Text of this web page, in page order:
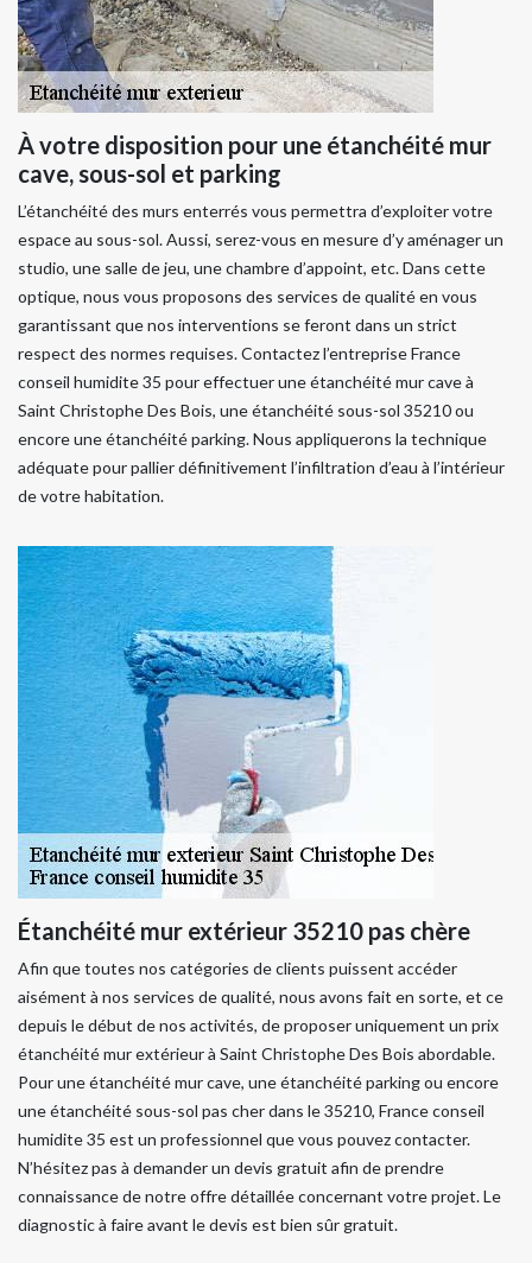
À votre disposition pour une étanchéité mur
cave, sous-sol et parking
L’étanchéité des murs enterrés vous permettra d’exploiter votre
espace au sous-sol. Aussi, serez-vous en mesure d’y aménager un
studio, une salle de jeu, une chambre d’appoint, etc. Dans cette
optique, nous vous proposons des services de qualité en vous
garantissant que nos interventions se feront dans un strict
respect des normes requises. Contactez l’entreprise France
conseil humidite 35 pour effectuer une étanchéité mur cave à
Saint Christophe Des Bois, une étanchéité sous-sol 35210 ou
encore une étanchéité parking. Nous appliquerons la technique
adéquate pour pallier définitivement l’infiltration d’eau à l’intérieur
de votre habitation.
Étanchéité mur extérieur 35210 pas chère
Afin que toutes nos catégories de clients puissent accéder
aisément à nos services de qualité, nous avons fait en sorte, et ce
depuis le début de nos activités, de proposer uniquement un prix
étanchéité mur extérieur à Saint Christophe Des Bois abordable.
Pour une étanchéité mur cave, une étanchéité parking ou encore
une étanchéité sous-sol pas cher dans le 35210, France conseil
humidite 35 est un professionnel que vous pouvez contacter.
N’hésitez pas à demander un devis gratuit afin de prendre
connaissance de notre offre détaillée concernant votre projet. Le
diagnostic à faire avant le devis est bien sûr gratuit.